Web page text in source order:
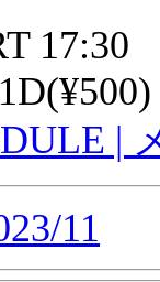
17:30
|
11